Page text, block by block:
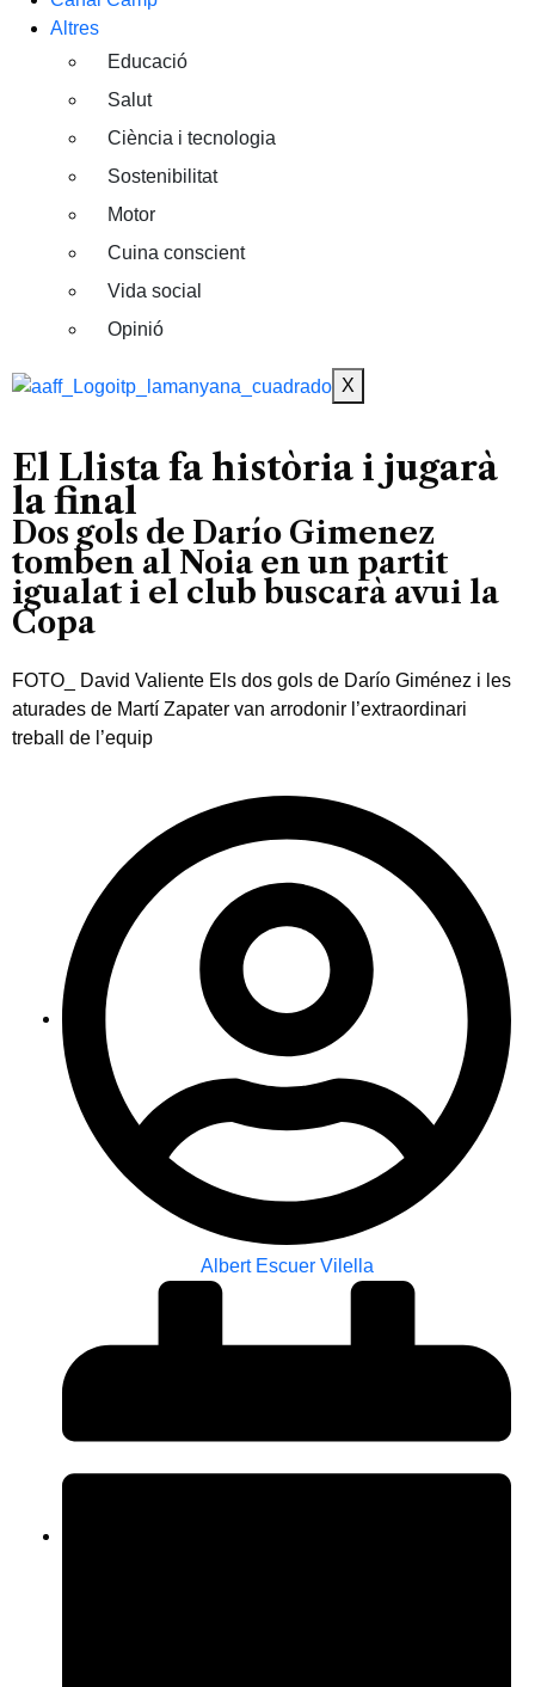
Altres
Educació
Salut
Ciència i tecnologia
Sostenibilitat
Motor
Cuina conscient
Vida social
Opinió
X
El Llista fa història i jugarà
la final
Dos gols de Darío Gimenez
tomben al Noia en un partit
igualat i el club buscarà avui la
Copa
FOTO_ David Valiente Els dos gols de Darío Giménez i les
aturades de Martí Zapater van arrodonir l’extraordinari
treball de l’equip
Albert Escuer Vilella